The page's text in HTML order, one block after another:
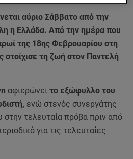
αύριο Σάββατο από την
η Ελλάδα. Από την ημέρα που
της 18ης Φεβρουαρίου στη
τη ζωή στον Παντελή
αφιερώνει το εξώφυλλο του
ενώ στενός συνεργάτης
στην τελευταία πρόβα πριν από
για τις τελευταίες